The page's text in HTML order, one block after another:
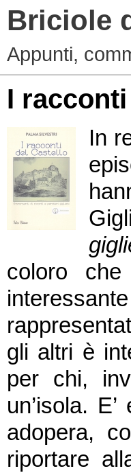
Briciole
Appunti,
I
In
coloro
gli altri è
per chi,
un’isola.
adopera,
riportare